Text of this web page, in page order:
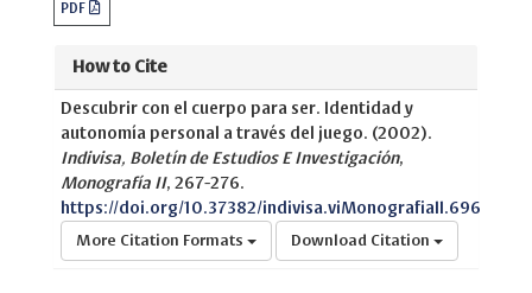
PDF
How to Cite
Descubrir con el cuerpo para ser. Identidad y
autonomía personal a través del juego. (2002).
Indivisa, Boletín de Estudios E Investigación,
Monografía II, 267-276.
https://doi.org/10.37382/indivisa.viMonografiaII.696
More Citation Formats Download Citation